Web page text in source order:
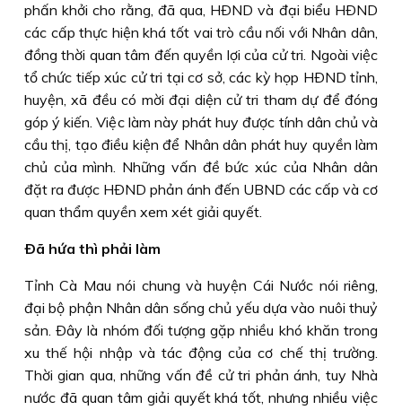
phấn khởi cho rằng, đã qua, HÐND và đại biểu HÐND
các cấp thực hiện khá tốt vai trò cầu nối với Nhân dân,
đồng thời quan tâm đến quyền lợi của cử tri. Ngoài việc
tổ chức tiếp xúc cử tri tại cơ sở, các kỳ họp HÐND tỉnh,
huyện, xã đều có mời đại diện cử tri tham dự để đóng
góp ý kiến. Việc làm này phát huy được tính dân chủ và
cầu thị, tạo điều kiện để Nhân dân phát huy quyền làm
chủ của mình. Những vấn đề bức xúc của Nhân dân
đặt ra được HÐND phản ánh đến UBND các cấp và cơ
quan thẩm quyền xem xét giải quyết.
Ðã hứa thì phải làm
Tỉnh Cà Mau nói chung và huyện Cái Nước nói riêng,
đại bộ phận Nhân dân sống chủ yếu dựa vào nuôi thuỷ
sản. Ðây là nhóm đối tượng gặp nhiều khó khăn trong
xu thế hội nhập và tác động của cơ chế thị trường.
Thời gian qua, những vấn đề cử tri phản ánh, tuy Nhà
nước đã quan tâm giải quyết khá tốt, nhưng nhiều việc